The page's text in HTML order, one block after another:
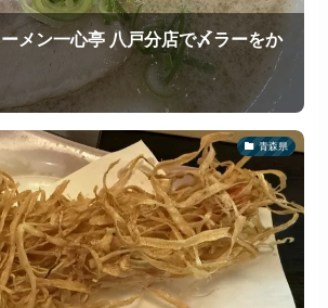
メン一心亭 八戸分店で〆ラーをか
青森県